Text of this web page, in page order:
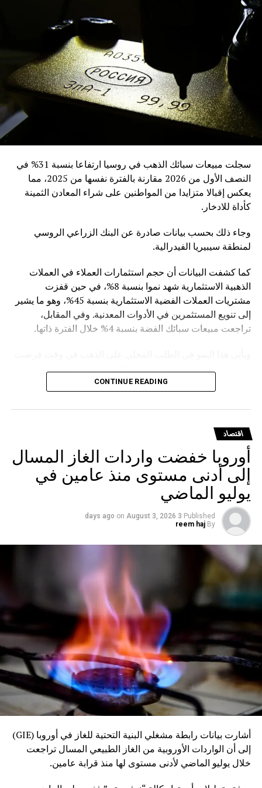
سجلت مبيعات سبائك الذهب في روسيا ارتفاعا بنسبة 31% في
النصف الأول من 2026 مقارنة بالفترة نفسها من 2025، مما
يعكس إقبالا متزايدا من المواطنين على شراء المعادن الثمينة
كأداة للادخار.
وجاء ذلك بحسب بيانات صادرة عن البنك الزراعي الروسي
لمنطقة سيبيريا الفيدرالية.
كما كشفت البيانات أن حجم استثمارات العملاء في العملات
الذهبية الاستثمارية شهد نموا بنسبة 8%، في حين قفزت
مشتريات العملات الفضية الاستثمارية بنسبة 45%، وهو ما يشير
إلى تنويع المستثمرين في الأدوات المعدنية. وفي المقابل،
تراجعت مبيعات سبائك الفضة بنسبة 4% خلال الفترة ذاتها.
بوتين في مارس الماضي مرسوما يمنع تصدير سبائك الذهب التي
المغادرين من مطارات موسكو الثلاثة (شيريميتيفو ودوموديدوفو
وفنوكوفو) ومطار فلاديفوستوك (كنيفيتشي) بشرط حصولهم
على تصريح مسبق من هيئة الرقابة الروسية على المعادن
الثمينة.
CONTINUE READING
اقتصاد
أوروبا خفضت واردات الغاز المسال
إلى أدنى مستوى منذ عامين في
يوليو الماضي
Published
3 days ago
on August 3, 2026
By
reem haj
أشارت بيانات رابطة مشغلي البنية التحتية للغاز في أوروبا (GIE)
إلى أن الواردات الأوروبية من الغاز الطبيعي المسال تراجعت
خلال يوليو الماضي لأدنى مستوى لها منذ قرابة عامين.